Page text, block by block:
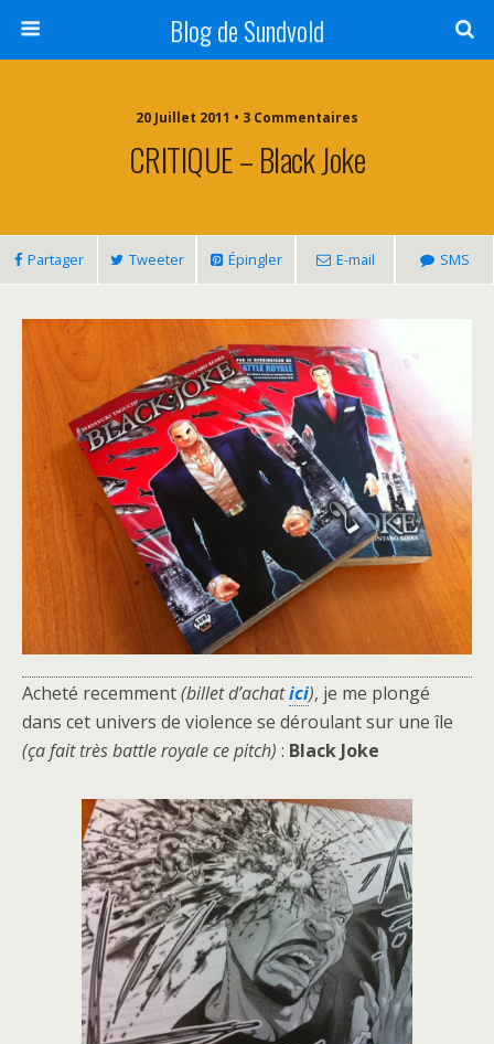
Blog de Sundvold
20 Juillet 2011 • 3 Commentaires
CRITIQUE – Black Joke
Partager Tweeter Épingler E-mail SMS
Acheté recemment(billet d’achatici), je me plongé
dans cet univers de violence se déroulant sur une île
(ça fait très battle royale ce pitch) : Black Joke